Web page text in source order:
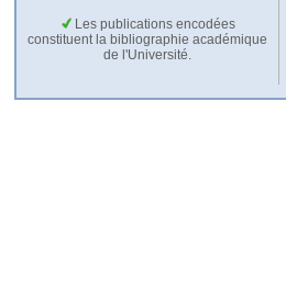
Les publications encodées
constituent la bibliographie académique
de l'Université.